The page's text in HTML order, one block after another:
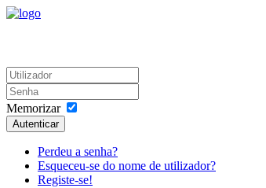
Memorizar
Autenticar
Perdeu a senha?
Esqueceu-se do nome de utilizador?
Registe-se!